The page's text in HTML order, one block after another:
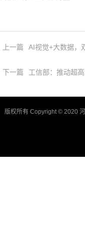
上一篇 AI视觉+大数据，
下一篇 工信部：推动超
版权所有 Copyright © 2020